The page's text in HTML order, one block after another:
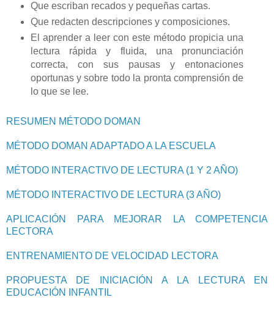
Que escriban recados y pequeñas cartas.
Que redacten descripciones y composiciones.
El aprender a leer con este método propicia una
lectura rápida y fluida, una pronunciación
correcta, con sus pausas y entonaciones
oportunas y sobre todo la pronta comprensión de
lo que se lee.
RESUMEN MÉTODO DOMAN
MÉTODO DOMAN ADAPTADO A LA ESCUELA
MÉTODO INTERACTIVO DE LECTURA (1 Y 2 AÑO)
MÉTODO INTERACTIVO DE LECTURA (3 AÑO)
APLICACIÓN PARA MEJORAR LA COMPETENCIA
LECTORA
ENTRENAMIENTO DE VELOCIDAD LECTORA
PROPUESTA DE INICIACIÓN A LA LECTURA EN
EDUCACIÓN INFANTIL